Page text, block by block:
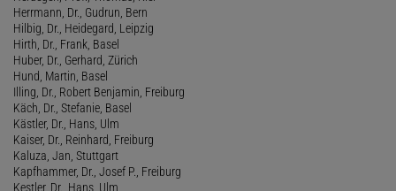
Herrmann, Dr., Gudrun, Bern
Hilbig, Dr., Heidegard, Leipzig
Hirth, Dr., Frank, Basel
Huber, Dr., Gerhard, Zürich
Hund, Martin, Basel
Illing, Dr., Robert Benjamin, Freiburg
Käch, Dr., Stefanie, Basel
Kästler, Dr., Hans, Ulm
Kaiser, Dr., Reinhard, Freiburg
Kaluza, Jan, Stuttgart
Kapfhammer, Dr., Josef P., Freiburg
Kestler, Dr., Hans, Ulm